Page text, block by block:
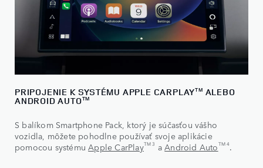
PRIPOJENIE K SYSTÉMU APPLE CARPLAYTM ALEBO
ANDROID AUTOTM
S balíkom Smartphone Pack, ktorý je súčasťou vášho
vozidla, môžete pohodlne používať svoje aplikácie
pomocou systémuApple CarPlayTM 3 aAndroid AutoTM 4.